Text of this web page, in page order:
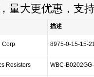
量大更优惠，支
描述
Corp 8975-0-15-15-
Resistors WBC-